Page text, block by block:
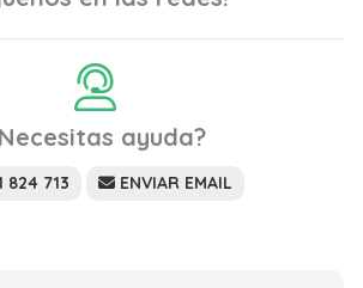
ayuda?
824 713 ENVIAR EMAIL